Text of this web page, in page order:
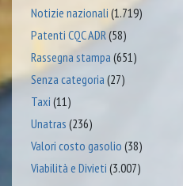
Notizie nazionali (1.719)
Patenti CQC ADR(58)
Rassegna stampa (651)
Senza categoria (27)
Taxi (11)
Unatras (236)
Valori costo gasolio (38)
Viabilità e Divieti (3.007)